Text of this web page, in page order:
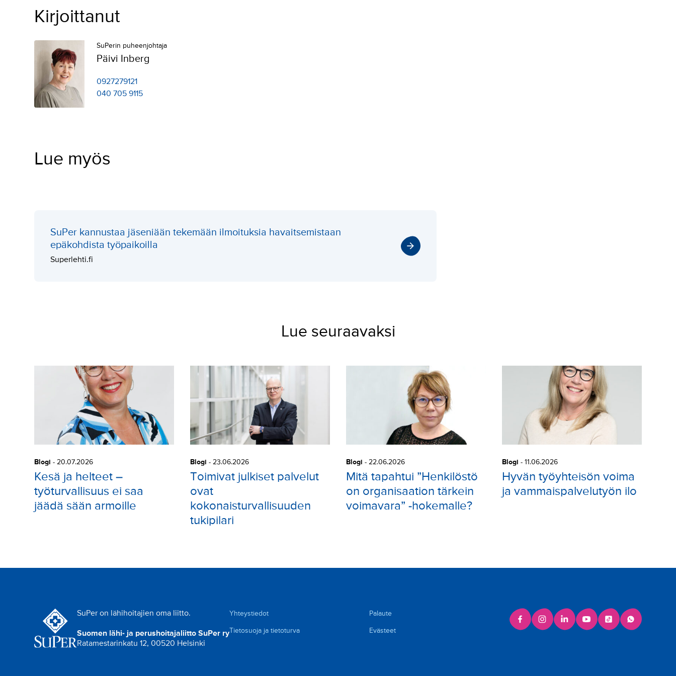
Kirjoittanut
SuPerin puheenjohtaja
Päivi Inberg
0927279121
040 705 9115
Lue myös
SuPer kannustaa jäseniään tekemään ilmoituksia havaitsemistaan
epäkohdista työpaikoilla
Superlehti.fi
Lue seuraavaksi
Blogi - 20.07.2026
Kesä ja helteet –
työturvallisuus ei saa
jäädä sään armoille
Blogi - 23.06.2026
Toimivat julkiset palvelut
ovat
kokonaisturvallisuuden
tukipilari
Blogi - 22.06.2026
Mitä tapahtui ”Henkilöstö
on organisaation tärkein
voimavara” -hokemalle?
Blogi - 11.06.2026
Hyvän työyhteisön voima
ja vammaispalvelutyön ilo
SuPer on lähihoitajien oma liitto.
Suomen lähi- ja perushoitajaliitto SuPer ry
Ratamestarinkatu 12, 00520 Helsinki
Yhteystiedot
Palaute
Tietosuoja ja tietoturva
Evästeet